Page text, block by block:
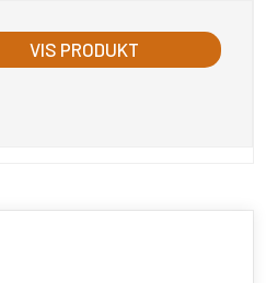
VIS PRODUKT